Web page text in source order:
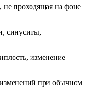
не проходящая на фоне
синуситы,
изменение
при обычном